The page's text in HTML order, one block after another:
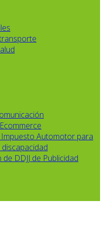
Impuesto Automotor para
DDJJ de Publicidad